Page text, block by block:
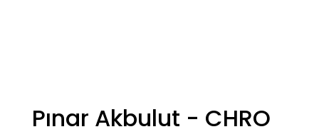
cihaz ve yazılıma kesintisiz hizmet veren Infera
Teknoloji, sağlık, enerji, turizm ve servis
Pınar Akbulut - CHRO